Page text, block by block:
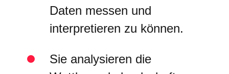
Daten messen und
interpretieren zu können.
Sie analysieren die